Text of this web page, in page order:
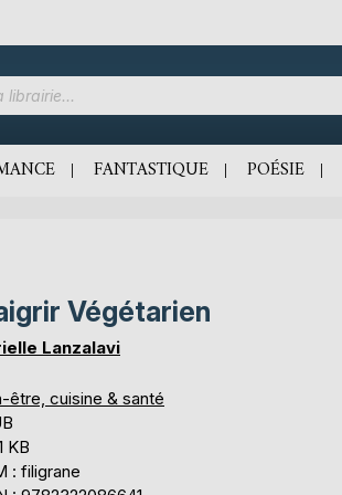
FANTASTIQUE POÉSIE
Végétarien
Lanzalavi
être, cuisine & santé
KB
: filigrane